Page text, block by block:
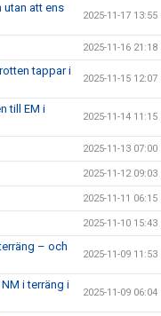
utan att ens
2025-11-17 13:55
2025-11-16 21:18
tappar i
2025-11-15 12:07
till EM i
2025-11-14 11:15
2025-11-13 07:00
2025-11-12 09:03
2025-11-11 06:15
2025-11-10 15:43
– och
2025-11-09 11:53
i terräng i
2025-11-09 06:04